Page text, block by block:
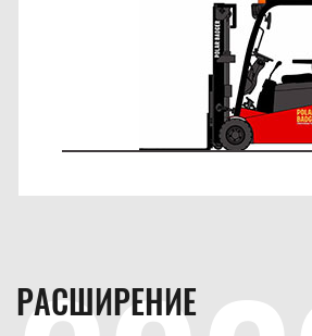
РАСШИРЕНИЕ